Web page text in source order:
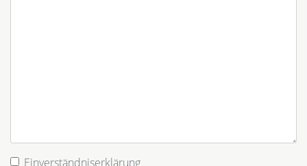
Einverständniserklärung